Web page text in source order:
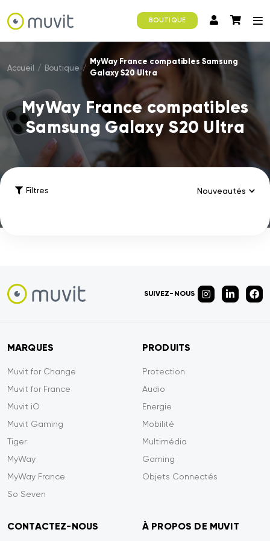
BOUTIQUE
Accueil / Boutique /
MyWay France compatibles Samsung
Galaxy S20 Ultra
MyWay France compatibles
Samsung Galaxy S20 Ultra
Filtres
SUIVEZ-NOUS
MARQUES
Muvit for Change
Muvit for France
Muvit iO
Muvit Gaming
Tiger
MyWay
MyWay France
So Seven
PRODUITS
Protection
Audio
Energie
Mobilité
Multimédia
Gaming
Objets Connectés
CONTACTEZ-NOUS À PROPOS DE MUVIT